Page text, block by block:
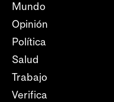
Mundo
Opinión
Política
Salud
Trabajo
Verifica